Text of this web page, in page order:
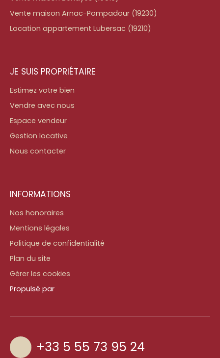
Vente maison Arnac-Pompadour (19230)
Location appartement Lubersac (19210)
JE SUIS PROPRIÉTAIRE
Estimez votre bien
Vendre avec nous
Espace vendeur
Gestion locative
Nous contacter
INFORMATIONS
Nos honoraires
Mentions légales
Politique de confidentialité
Plan du site
Gérer les cookies
Propulsé par
+33 5 55 73 95 24